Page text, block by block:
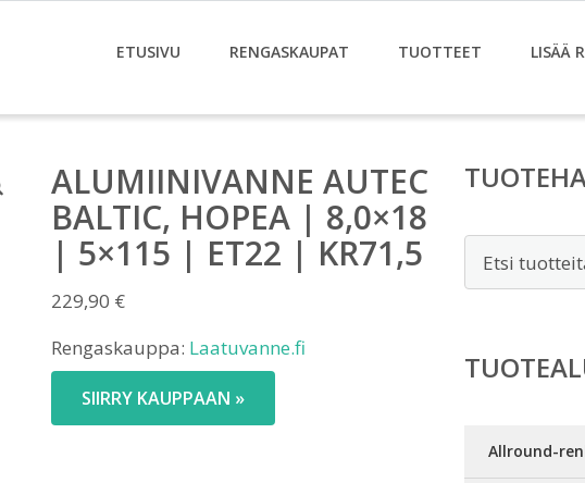
ETUSIVU RENGASKAUPAT TUOTTEET LISÄÄ
ALUMIINIVANNE AUTEC
BALTIC, HOPEA | 8,0×18
| 5×115 | ET22 | KR71,5
229,90 €
Rengaskauppa: Laatuvanne.fi
SIIRRY KAUPPAAN »
Allround-